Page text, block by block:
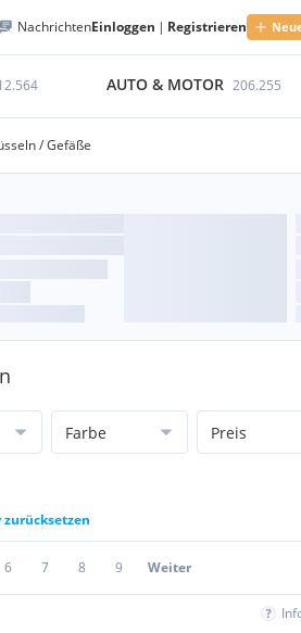
NachrichtenEinloggen | Registrieren
AUTO & MOTOR 206.255
/ Gefäße
Farbe Preis
zurücksetzen
6 7 8 9 Weiter